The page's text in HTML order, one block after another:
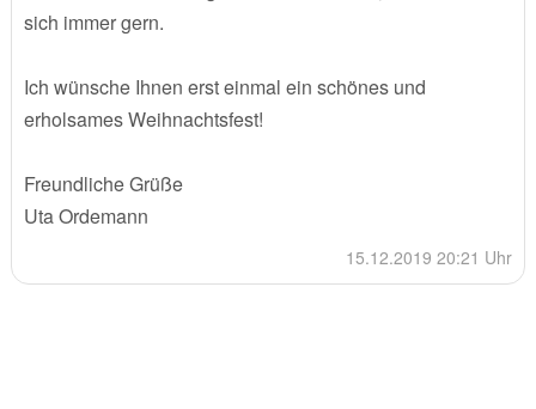
sich immer gern.
Ich wünsche Ihnen erst einmal ein schönes und
erholsames Weihnachtsfest!
Freundliche Grüße
Uta Ordemann
15.12.2019 20:21 Uhr